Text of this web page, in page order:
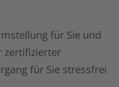
für Sie und
zertifizierter
für Sie stressfrei